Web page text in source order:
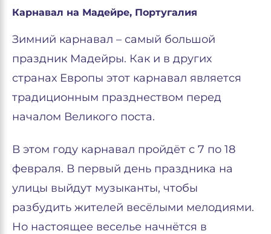
Карнавал на Мадейре, Португалия
Зимний карнавал – самый большой
праздник Мадейры. Как и в других
странах Европы этот карнавал является
традиционным празднеством перед
началом Великого поста.
В этом году карнавал пройдёт с 7 по 18
февраля. В первый день праздника на
улицы выйдут музыканты, чтобы
разбудить жителей весёлыми мелодиями.
Но настоящее веселье начнётся в